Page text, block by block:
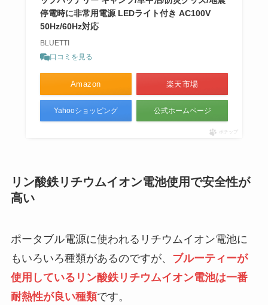
停電時に非常用電源 LEDライト付き AC100V
50Hz/60Hz対応
BLUETTI
口コミを見る
Amazon 楽天市場
Yahooショッピング 公式ホームページ
ポチップ
リン酸鉄リチウムイオン電池使用で安全性が
高い
ポータブル電源に使われるリチウムイオン電池に
もいろいろ種類があるのですが、 ブルーティーが
使用しているリン酸鉄リチウムイオン電池は一番
耐熱性が良い種類です。